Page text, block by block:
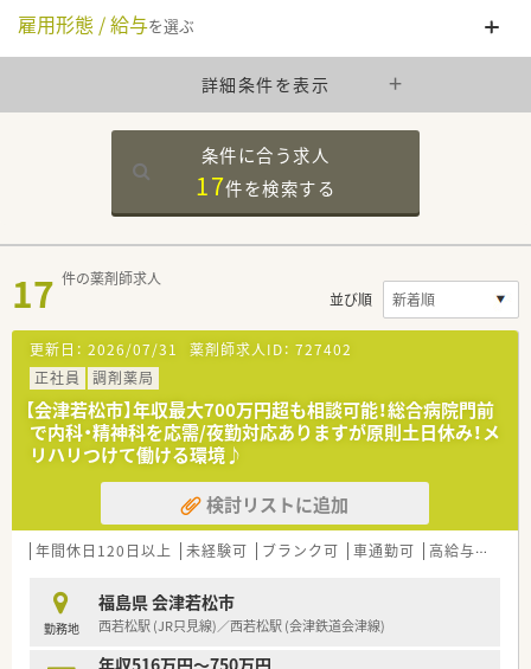
雇用形態 / 給与を選ぶ
詳細条件を表示
条件に合う求人
17件を検索する
17 件の薬剤師求人
並び順
更新日： 2026/07/31 薬剤師求人ID： 727402
正社員
調剤薬局
【会津若松市】年収最大700万円超も相談可能！総合病院門前
で内科・精神科を応需/夜勤対応ありますが原則土日休み！メ
リハリつけて働ける環境♪
検討リストに追加
年間休日120日以上 未経験可 ブランク可 車通勤可 高給与(600万円以上)
勤務地
福島県 会津若松市
西若松駅 (JR只見線)／西若松駅 (会津鉄道会津線)